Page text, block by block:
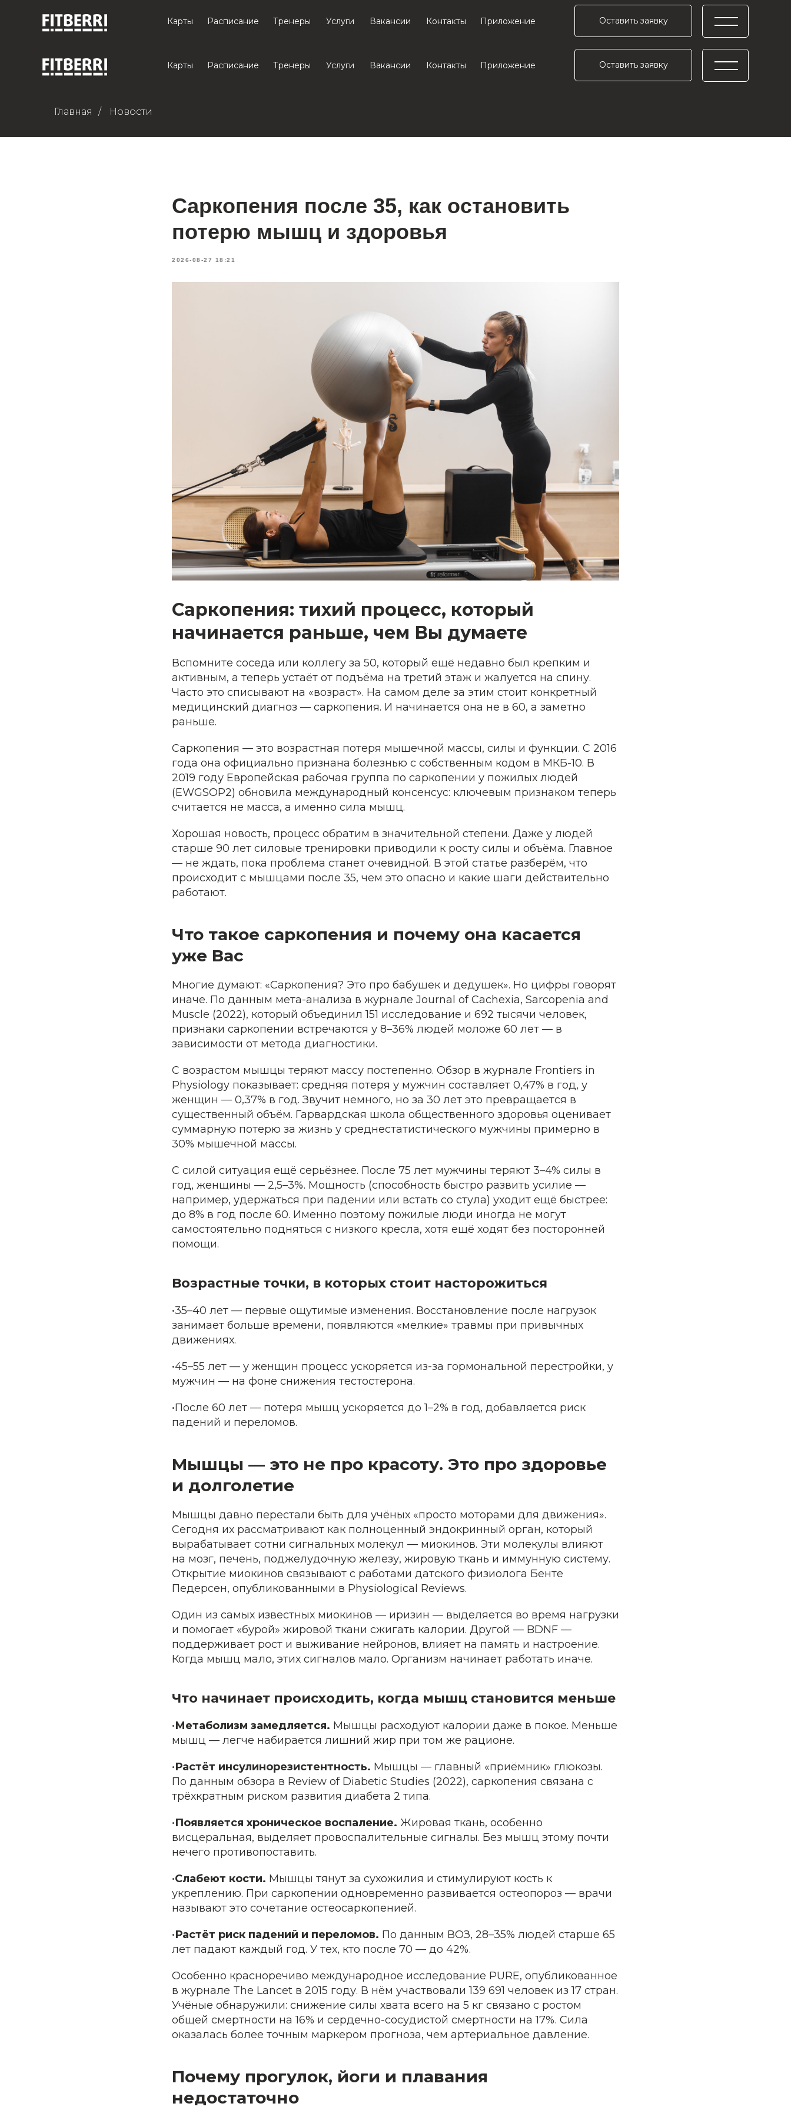
Карты Расписание Тренеры Вакансии
Услуги Контакты Приложение Оставить заявку
Карты Расписание Тренеры Вакансии
Услуги Контакты Приложение Оставить заявку
Главная / Новости
Саркопения после 35, как остановить
потерю мышц и здоровья
2026-08-27 18:21
Саркопения: тихий процесс, который
начинается раньше, чем Вы думаете
Вспомните соседа или коллегу за 50, который ещё недавно был крепким и
активным, а теперь устаёт от подъёма на третий этаж и жалуется на спину.
Часто это списывают на «возраст». На самом деле за этим стоит конкретный
медицинский диагноз — саркопения. И начинается она не в 60, а заметно
раньше.
Саркопения — это возрастная потеря мышечной массы, силы и функции. С 2016
года она официально признана болезнью с собственным кодом в МКБ-10. В
2019 году Европейская рабочая группа по саркопении у пожилых людей
(EWGSOP2) обновила международный консенсус: ключевым признаком теперь
считается не масса, а именно сила мышц.
Хорошая новость, процесс обратим в значительной степени. Даже у людей
старше 90 лет силовые тренировки приводили к росту силы и объёма. Главное
— не ждать, пока проблема станет очевидной. В этой статье разберём, что
происходит с мышцами после 35, чем это опасно и какие шаги действительно
работают.
Что такое саркопения и почему она касается
уже Вас
Многие думают: «Саркопения? Это про бабушек и дедушек». Но цифры говорят
иначе. По данным мета-анализа в журнале Journal of Cachexia, Sarcopenia and
Muscle (2022), который объединил 151 исследование и 692 тысячи человек,
признаки саркопении встречаются у 8–36% людей моложе 60 лет — в
зависимости от метода диагностики.
С возрастом мышцы теряют массу постепенно. Обзор в журнале Frontiers in
Physiology показывает: средняя потеря у мужчин составляет 0,47% в год, у
женщин — 0,37% в год. Звучит немного, но за 30 лет это превращается в
существенный объём. Гарвардская школа общественного здоровья оценивает
суммарную потерю за жизнь у среднестатистического мужчины примерно в
30% мышечной массы.
С силой ситуация ещё серьёзнее. После 75 лет мужчины теряют 3–4% силы в
год, женщины — 2,5–3%. Мощность (способность быстро развить усилие —
например, удержаться при падении или встать со стула) уходит ещё быстрее:
до 8% в год после 60. Именно поэтому пожилые люди иногда не могут
самостоятельно подняться с низкого кресла, хотя ещё ходят без посторонней
помощи.
Возрастные точки, в которых стоит насторожиться
•35–40 лет — первые ощутимые изменения. Восстановление после нагрузок
занимает больше времени, появляются «мелкие» травмы при привычных
движениях.
•45–55 лет — у женщин процесс ускоряется из-за гормональной перестройки, у
мужчин — на фоне снижения тестостерона.
•После 60 лет — потеря мышц ускоряется до 1–2% в год, добавляется риск
падений и переломов.
Мышцы — это не про красоту. Это про здоровье
и долголетие
Мышцы давно перестали быть для учёных «просто моторами для движения».
Сегодня их рассматривают как полноценный эндокринный орган, который
вырабатывает сотни сигнальных молекул — миокинов. Эти молекулы влияют
на мозг, печень, поджелудочную железу, жировую ткань и иммунную систему.
Открытие миокинов связывают с работами датского физиолога Бенте
Педерсен, опубликованными в Physiological Reviews.
Один из самых известных миокинов — иризин — выделяется во время нагрузки
и помогает «бурой» жировой ткани сжигать калории. Другой — BDNF —
поддерживает рост и выживание нейронов, влияет на память и настроение.
Когда мышц мало, этих сигналов мало. Организм начинает работать иначе.
Что начинает происходить, когда мышц становится меньше
•Метаболизм замедляется. Мышцы расходуют калории даже в покое. Меньше
мышц — легче набирается лишний жир при том же рационе.
•Растёт инсулинорезистентность. Мышцы — главный «приёмник» глюкозы.
По данным обзора в Review of Diabetic Studies (2022), саркопения связана с
трёхкратным риском развития диабета 2 типа.
•Появляется хроническое воспаление. Жировая ткань, особенно
висцеральная, выделяет провоспалительные сигналы. Без мышц этому почти
нечего противопоставить.
•Слабеют кости. Мышцы тянут за сухожилия и стимулируют кость к
укреплению. При саркопении одновременно развивается остеопороз — врачи
называют это сочетание остеосаркопенией.
•Растёт риск падений и переломов. По данным ВОЗ, 28–35% людей старше 65
лет падают каждый год. У тех, кто после 70 — до 42%.
Особенно красноречиво международное исследование PURE, опубликованное
в журнале The Lancet в 2015 году. В нём участвовали 139 691 человек из 17 стран.
Учёные обнаружили: снижение силы хвата всего на 5 кг связано с ростом
общей смертности на 16% и сердечно-сосудистой смертности на 17%. Сила
оказалась более точным маркером прогноза, чем артериальное давление.
Почему прогулок, йоги и плавания
недостаточно